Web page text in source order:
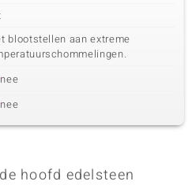
blootstellen aan extreme
nee
nee
hoofd edelsteen